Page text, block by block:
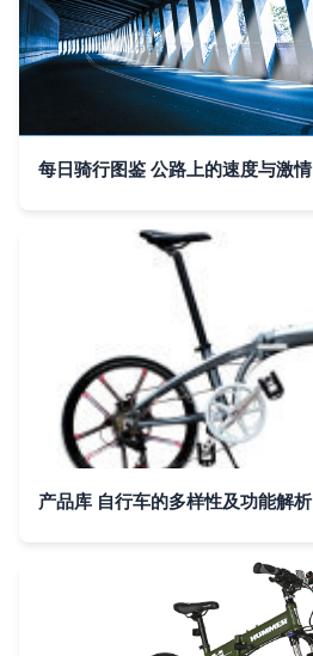
每日骑行图鉴 公路上的速度与激情
产品库 自行车的多样性及功能解析